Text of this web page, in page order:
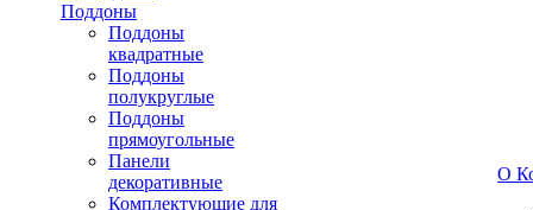
Поддоны
Поддоны
квадратные
Поддоны
полукруглые
Поддоны
прямоугольные
Панели
декоративные
Комплектующие для
О